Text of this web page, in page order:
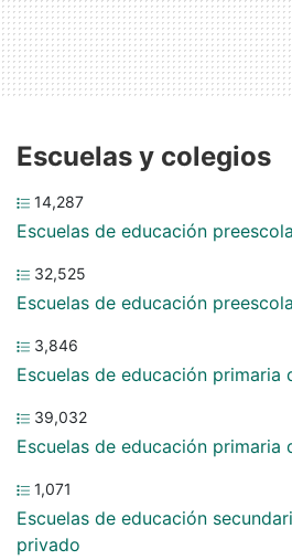
Escuelas y colegios
14,287
Escuelas de educación
32,525
Escuelas de educación
3,846
Escuelas de educación primaria
39,032
Escuelas de educación primaria
1,071
Escuelas de educación
privado